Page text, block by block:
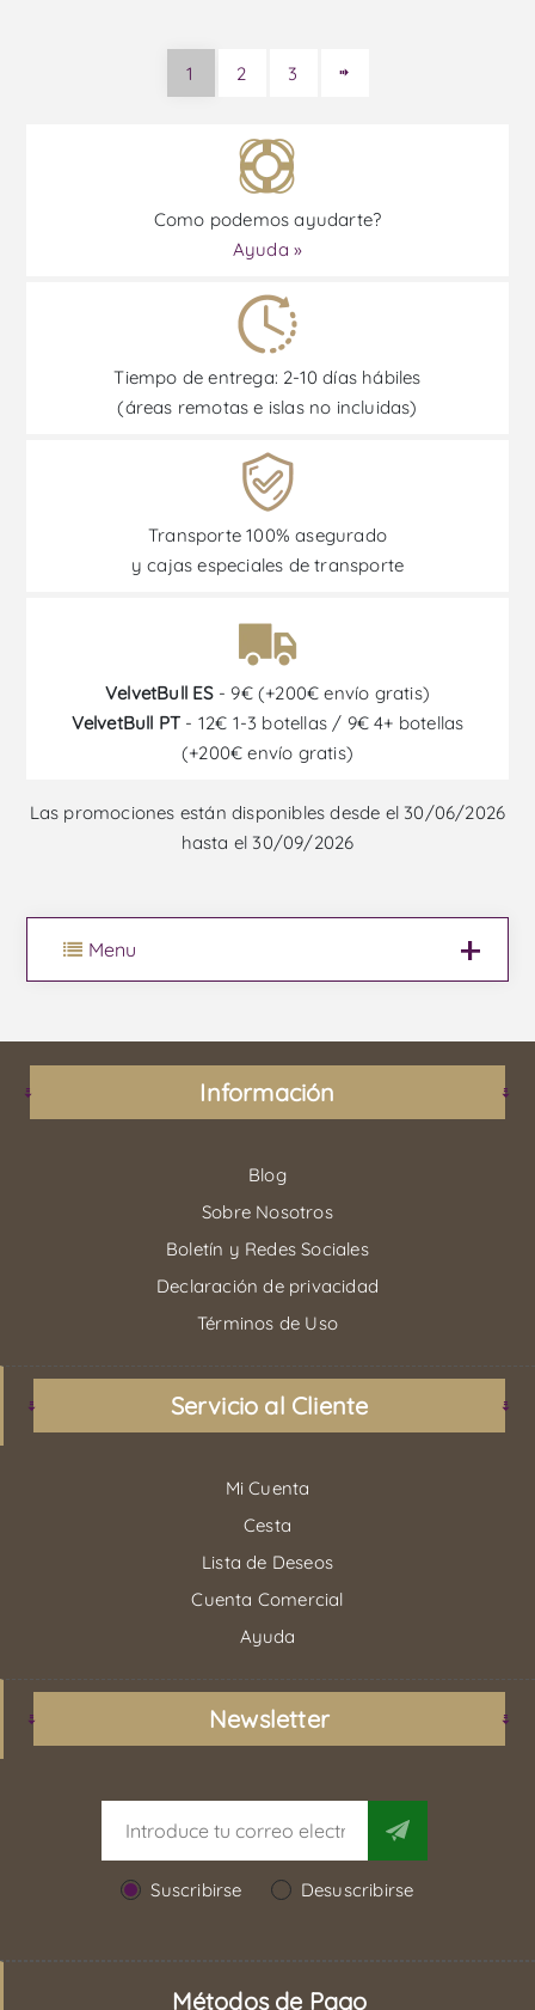
1 2 3
Como podemos ayudarte?
Ayuda »
Tiempo de entrega: 2-10 días hábiles
(áreas remotas e islas no incluidas)
Transporte 100% asegurado
y cajas especiales de transporte
VelvetBull ES- 9€ (+200€ envío gratis)
VelvetBull PT - 12€ 1-3 botellas / 9€ 4+ botellas
(+200€ envío gratis)
Las promociones están disponibles desde el 30/06/2026
hasta el 30/09/2026
Menu
Información
Blog
Sobre Nosotros
Boletín y Redes Sociales
Declaración de privacidad
Términos de Uso
Servicio al Cliente
Mi Cuenta
Cesta
Lista de Deseos
Cuenta Comercial
Ayuda
Newsletter
Suscribirse Desuscribirse
Métodos de Pago